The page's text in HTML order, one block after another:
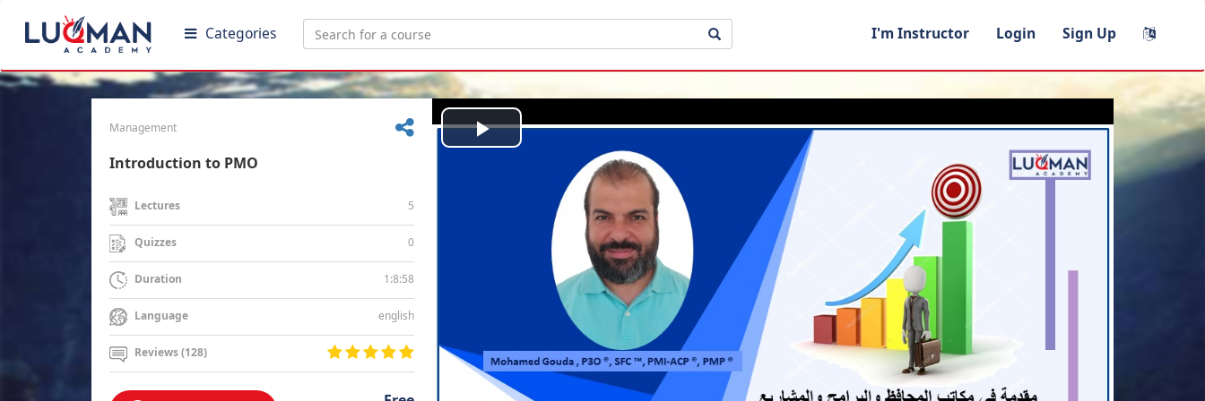
Categories I'm Instructor Login Sign Up
Management
Introduction to PMO
Lectures 5
Quizzes 0
Duration 1:8:58
Language english
Reviews (128)
Play